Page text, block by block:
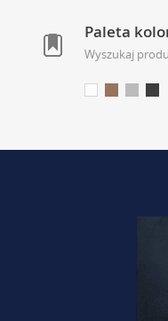
Paleta
Wyszukaj